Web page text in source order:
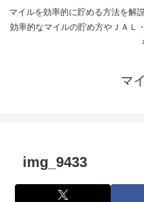
マイルを効率的に貯める方法を解
効率的なマイルの貯め方やＪＡＬ
マ
img_9433